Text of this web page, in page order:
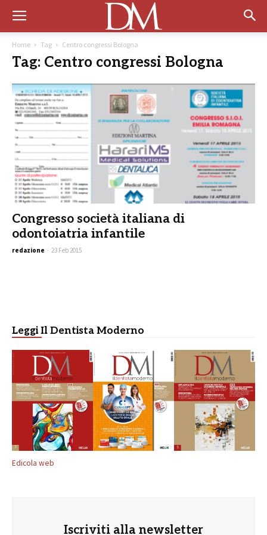
Home Tag Centro congressi Bologna
Tag: Centro congressi Bologna
Congresso società italiana di
odontoiatria infantile
redazione - 23 Feb 2015
Leggi Il Dentista Moderno
Edicola web
Iscriviti alla newsletter